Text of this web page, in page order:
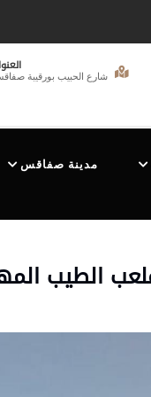
شارع الحبيب بورقيبة
مدينة صفاقس
الطيب